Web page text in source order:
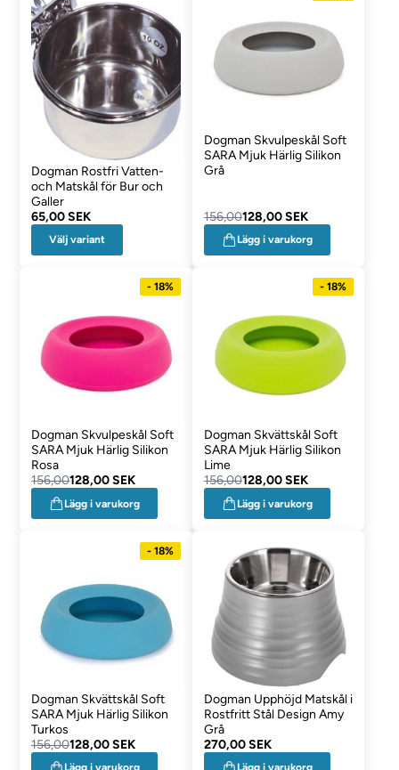
Dogman Rostfri Vatten-
och Matskål för Bur och
Galler
65,00 SEK
Välj variant
Dogman Skvulpeskål Soft
SARA Mjuk Härlig Silikon
Grå
156,00128,00 SEK
Lägg i varukorg
- 18%
Dogman Skvulpeskål Soft
SARA Mjuk Härlig Silikon
Rosa
156,00128,00 SEK
Lägg i varukorg
- 18%
Dogman Skvättskål Soft
SARA Mjuk Härlig Silikon
Lime
156,00128,00 SEK
Lägg i varukorg
- 18%
Dogman Skvättskål Soft
SARA Mjuk Härlig Silikon
Turkos
156,00128,00 SEK
Dogman Upphöjd Matskål i
Rostfritt Stål Design Amy
Grå
270,00 SEK